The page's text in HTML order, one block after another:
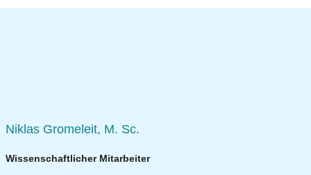
Niklas Gromeleit, M. Sc.
Wissenschaftlicher Mitarbeiter